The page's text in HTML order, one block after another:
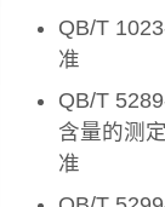
QB/T
准
QB/T
含量的测
准